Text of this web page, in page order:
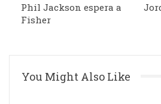
Phil Jackson espera a
Fisher
You Might Also Like